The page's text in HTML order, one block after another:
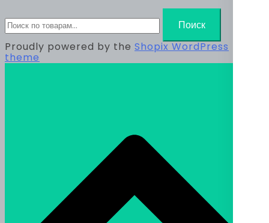
Поиск
Proudly powered by the Shopix WordPress
theme